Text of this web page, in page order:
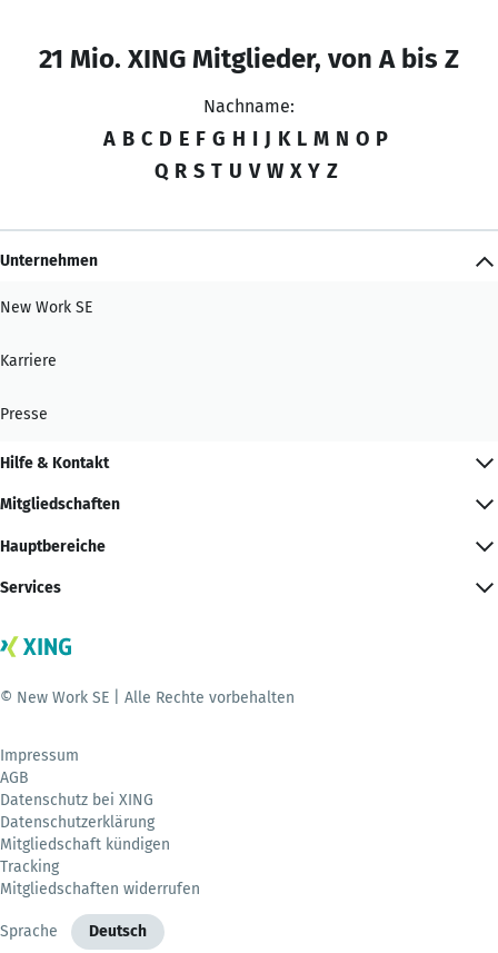
21 Mio. XING Mitglieder, von A bis Z
Nachname:
A B C D E F G H I J K L M N O P
Q R S T U V W X Y Z
Unternehmen
New Work SE
Karriere
Presse
Hilfe & Kontakt
Mitgliedschaften
Hauptbereiche
Services
© New Work SE | Alle Rechte vorbehalten
Impressum
AGB
Datenschutz bei XING
Datenschutzerklärung
Mitgliedschaft kündigen
Tracking
Mitgliedschaften widerrufen
Sprache Deutsch